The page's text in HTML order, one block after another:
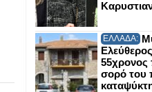
ΕΛΛΑΔΑ:
55χρονος
σορό του